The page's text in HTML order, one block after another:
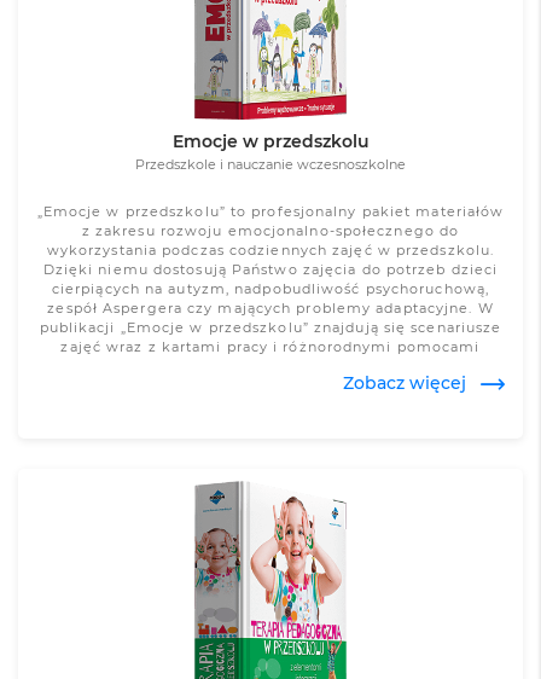
Emocje w przedszkolu
Przedszkole i nauczanie wczesnoszkolne
„Emocje w przedszkolu” to profesjonalny pakiet materiałów
z zakresu rozwoju emocjonalno-społecznego do
wykorzystania podczas codziennych zajęć w przedszkolu.
Dzięki niemu dostosują Państwo zajęcia do potrzeb dzieci
cierpiących na autyzm, nadpobudliwość psychoruchową,
zespół Aspergera czy mających problemy adaptacyjne. W
publikacji „Emocje w przedszkolu” znajdują się scenariusze
zajęć wraz z kartami pracy i różnorodnymi pomocami
Zobacz więcej